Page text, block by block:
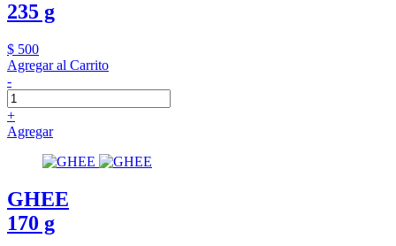
235 g
$ 500
Agregar al Carrito
-
+
Agregar
GHEE
170 g